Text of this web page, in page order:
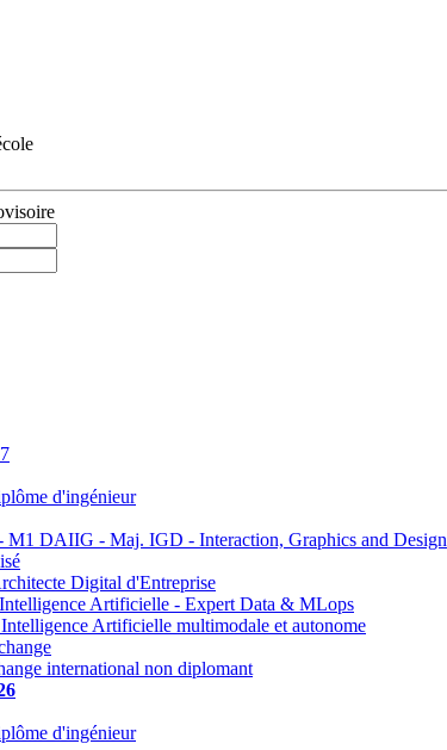
d'ingénieur
DAIIG - Maj. IGD - Interaction, Graphics and Design
Digital d'Entreprise
Artificielle - Expert Data & MLops
Artificielle multimodale et autonome
international non diplomant
d'ingénieur